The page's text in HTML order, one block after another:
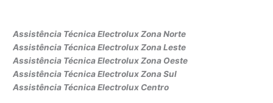
Assistência Técnica Electrolux Zona Norte
Assistência Técnica Electrolux Zona Leste
Assistência Técnica Electrolux Zona Oeste
Assistência Técnica Electrolux Zona Sul
Assistência Técnica Electrolux Centro